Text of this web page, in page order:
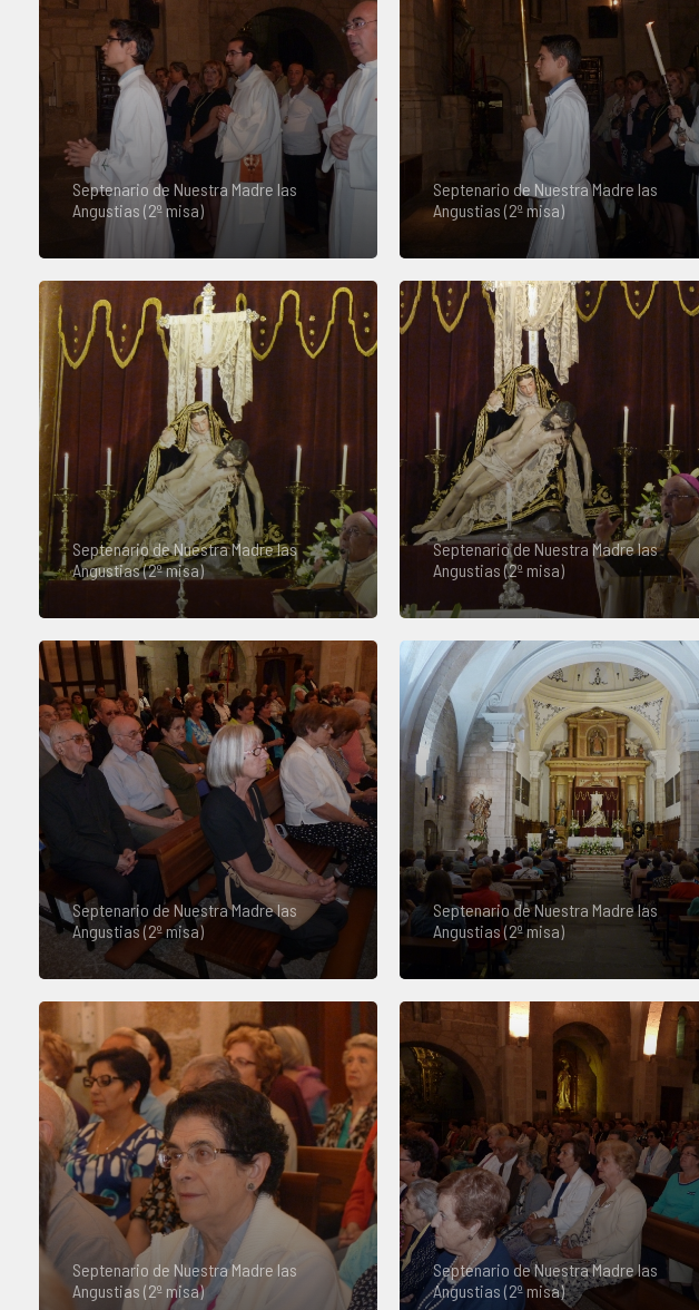
Septenario de Nuestra Madre las
Angustias (2º misa)
Septenario de Nuestra Madre las
Angustias (2º misa)
Septenario de Nuestra Madre las
Angustias (2º misa)
Septenario de Nuestra Madre las
Angustias (2º misa)
Septenario de Nuestra Madre las
Angustias (2º misa)
Septenario de Nuestra Madre las
Angustias (2º misa)
Septenario de Nuestra Madre las
Angustias (2º misa)
Septenario de Nuestra Madre las
Angustias (2º misa)